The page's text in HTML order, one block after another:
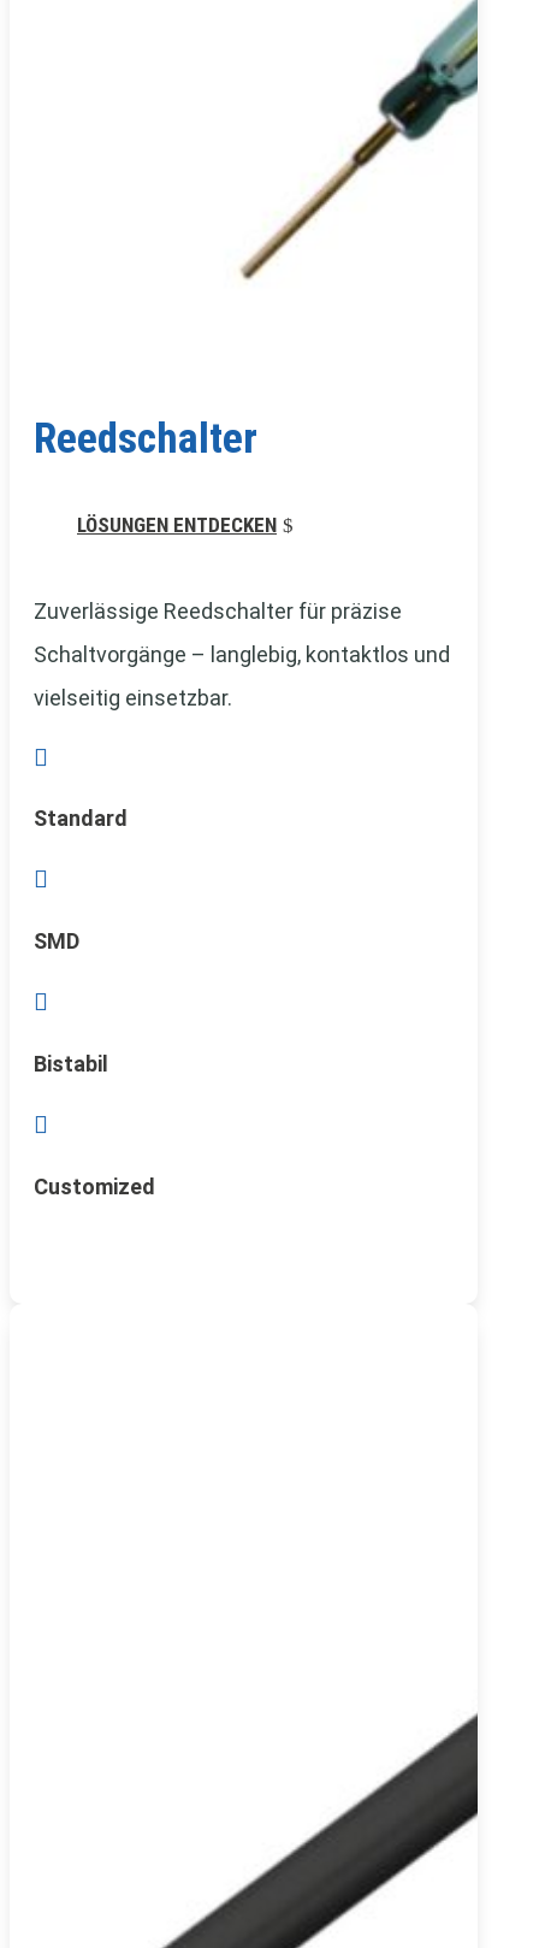
Reedschalter
LÖSUNGEN ENTDECKEN
Zuverlässige Reedschalter für präzise
Schaltvorgänge – langlebig, kontaktlos und
vielseitig einsetzbar.

Standard

SMD

Bistabil

Customized